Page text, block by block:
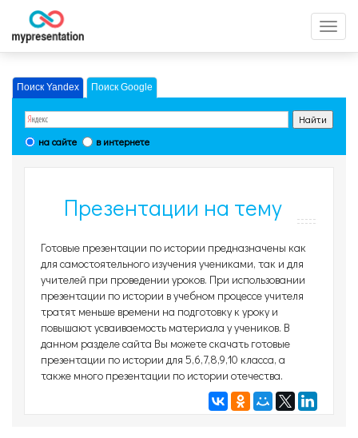
меню
Поиск Yandex Поиск Google
на сайте в интернете
Презентации на тему
Готовые презентации по истории предназначены как
для самостоятельного изучения учениками, так и для
учителей при проведении уроков. При использовании
презентации по истории в учебном процессе учителя
тратят меньше времени на подготовку к уроку и
повышают усваиваемость материала у учеников. В
данном разделе сайта Вы можете скачать готовые
презентации по истории для 5,6,7,8,9,10 класса, а
также много презентации по истории отечества.